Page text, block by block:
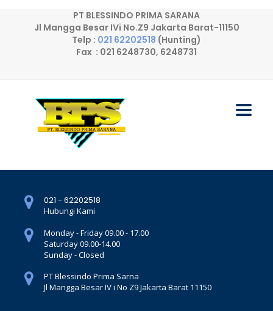
PT BLESSINDO PRIMA SARANA
Jl Mangga Besar IVi No.Z9 Jakarta Barat-11150
Telp : 021 62202518 (Hunting)
Fax : 021 6248730, 6248731
021 - 62202518
Hubungi Kami
Monday - Friday 09.00 - 17.00
Saturday 09.00-14.00
Sunday - Closed
PT Blessindo Prima Sarna
Jl Mangga Besar IV i No Z9 Jakarta Barat 11150